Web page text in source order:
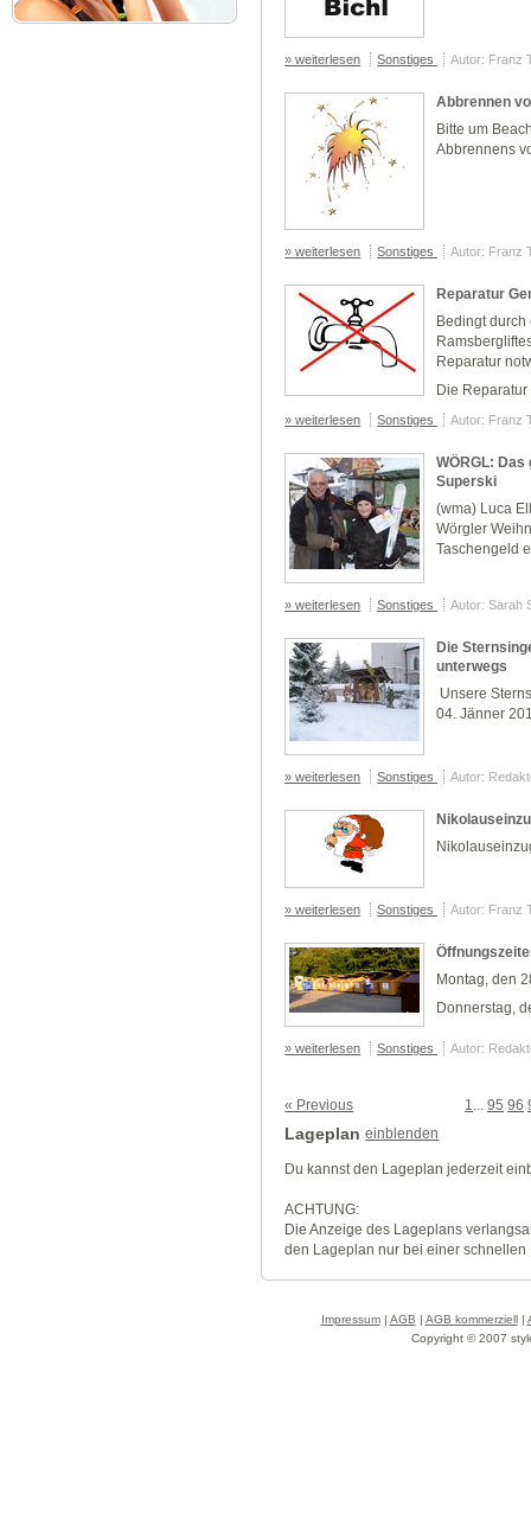
» weiterlesen Sonstiges Autor: Franz
Abbrennen
Bitte um
Abbrennens
» weiterlesen Sonstiges Autor: Franz
Reparatur
Bedingt
Reparatur
Die
» weiterlesen Sonstiges Autor: Franz
WÖRGL: Das
Superski
(wma) Luca
Wörgler
Taschengeld
» weiterlesen Sonstiges Autor: Sarah
Die
unterwegs
Unsere
04. Jänner
» weiterlesen Sonstiges Autor:
» weiterlesen Sonstiges Autor: Franz
Montag, den
Donnerstag,
» weiterlesen Sonstiges Autor:
« Previous 1... 95 96
Lageplan einblenden
Du kannst den Lageplan jederzeit
ACHTUNG:
Die Anzeige des Lageplans
den Lageplan nur bei einer
Impressum| AGB | AGB kommerziell|
Copyright © 2007